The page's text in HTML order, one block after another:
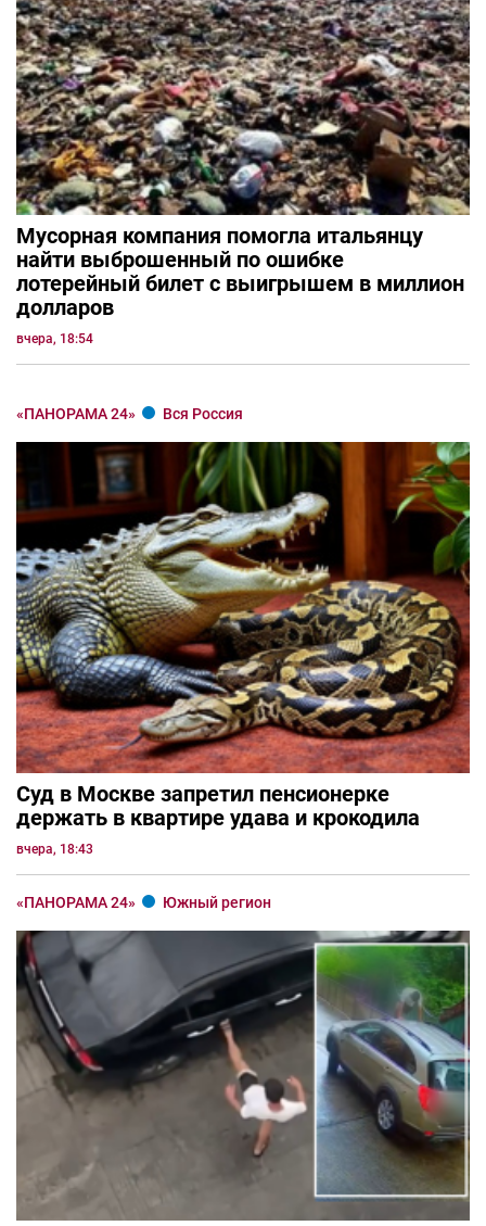
Мусорная компания помогла итальянцу
найти выброшенный по ошибке
лотерейный билет с выигрышем в миллион
долларов
вчера, 18:54
«ПАНОРАМА 24» Вся Россия
Суд в Москве запретил пенсионерке
держать в квартире удава и крокодила
вчера, 18:43
«ПАНОРАМА 24» Южный регион